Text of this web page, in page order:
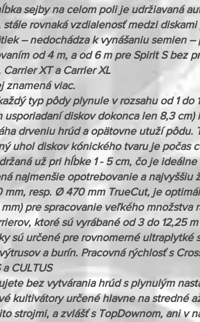
sejby na celom poli je udržiavaná
rovnaká vzdialenosť medzi diskami
– nedochádza k vynášaniu semien –
od 4 m, a od 6 m pre Spirit S bez
XT a Carrier XL
znamená viac.
typ pôdy plynule v rozsahu od 1 do
usporiadaní diskov dokonca len 8,3
drveniu hrúd a opätovne utuží pôdu.
uhol diskov kónického tvaru je počas
už pri hĺbke 1 - 5 cm, čo je
najmenšie opotrebovanie a
resp. Ø 470 mm TrueCut, je
pre spracovanie veľkého množstva
ktoré sú vyrábané od 3 do 12,25
sú určené pre rovnomerné ultraplytké
a burín. Pracovná rýchlosť s
CULTUS
bez vytvárania hrúd s plynulým
kultivátory určené hlavne na stredné
strojmi, a zvlášť s TopDownom, ani v